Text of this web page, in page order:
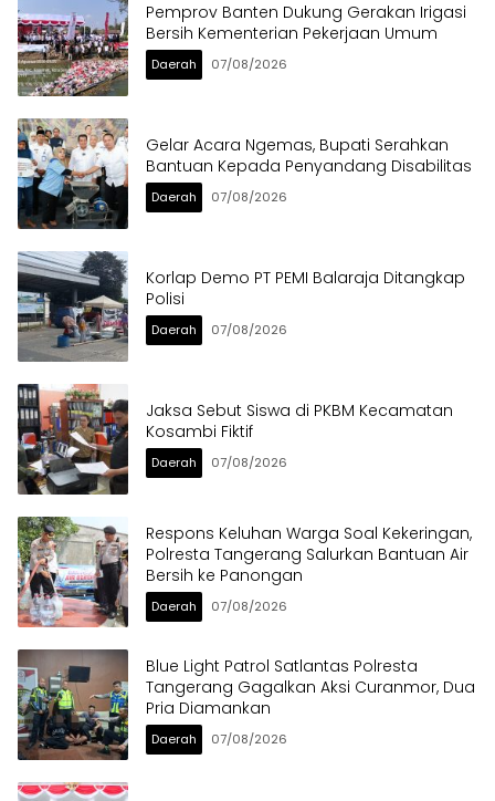
Pemprov Banten Dukung Gerakan Irigasi
Bersih Kementerian Pekerjaan Umum
Daerah 07/08/2026
Gelar Acara Ngemas, Bupati Serahkan
Bantuan Kepada Penyandang Disabilitas
Daerah 07/08/2026
Korlap Demo PT PEMI Balaraja Ditangkap
Polisi
Daerah 07/08/2026
Jaksa Sebut Siswa di PKBM Kecamatan
Kosambi Fiktif
Daerah 07/08/2026
Respons Keluhan Warga Soal Kekeringan,
Polresta Tangerang Salurkan Bantuan Air
Bersih ke Panongan
Daerah 07/08/2026
Blue Light Patrol Satlantas Polresta
Tangerang Gagalkan Aksi Curanmor, Dua
Pria Diamankan
Daerah 07/08/2026